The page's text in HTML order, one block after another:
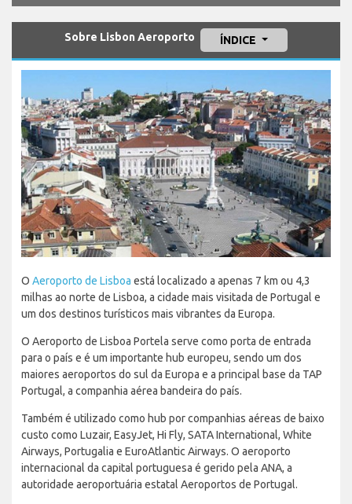
Sobre Lisbon Aeroporto ÍNDICE
O Aeroporto de Lisboa está localizado a apenas 7 km ou 4,3
milhas ao norte de Lisboa, a cidade mais visitada de Portugal e
um dos destinos turísticos mais vibrantes da Europa.
O Aeroporto de Lisboa Portela serve como porta de entrada
para o país e é um importante hub europeu, sendo um dos
maiores aeroportos do sul da Europa e a principal base da TAP
Portugal, a companhia aérea bandeira do país.
Também é utilizado como hub por companhias aéreas de baixo
custo como Luzair, EasyJet, Hi Fly, SATA International, White
Airways, Portugalia e EuroAtlantic Airways. O aeroporto
internacional da capital portuguesa é gerido pela ANA, a
autoridade aeroportuária estatal Aeroportos de Portugal.